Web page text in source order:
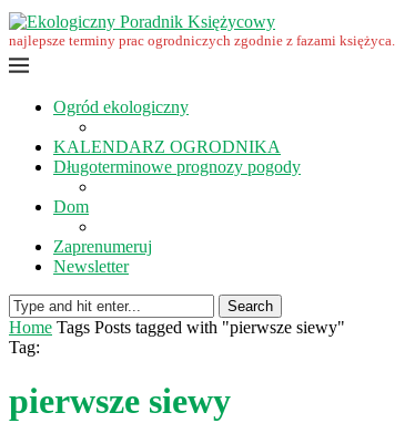
najlepsze terminy prac ogrodniczych zgodnie z fazami księżyca.
Ogród ekologiczny
KALENDARZ OGRODNIKA
Długoterminowe prognozy pogody
Dom
Zaprenumeruj
Newsletter
Search
Home Tags Posts tagged with "pierwsze siewy"
Tag:
pierwsze siewy